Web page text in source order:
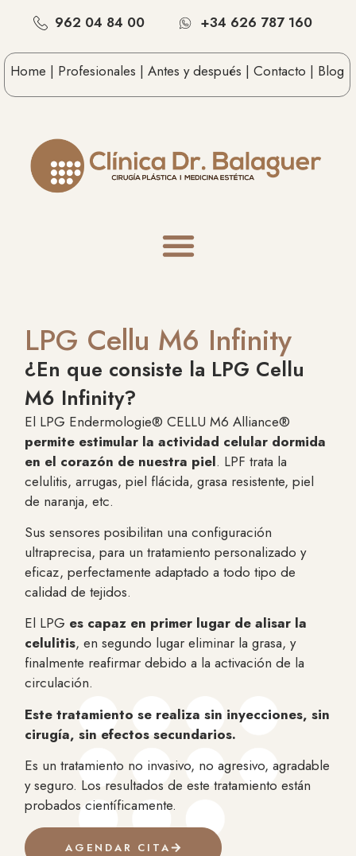
962 04 84 00 +34 626 787 160
Home | Profesionales | Antes y después | Contacto | Blog
LPG Cellu M6 Infinity
¿En que consiste la LPG Cellu
M6 Infinity?
El LPG Endermologie® CELLU M6 Alliance®
permite estimular la actividad celular dormida
en el corazón de nuestra piel. LPF trata la
celulitis, arrugas, piel flácida, grasa resistente, piel
de naranja, etc.
Sus sensores posibilitan una configuración
ultraprecisa, para un tratamiento personalizado y
eficaz, perfectamente adaptado a todo tipo de
calidad de tejidos.
El LPG es capaz en primer lugar de alisar la
celulitis, en segundo lugar eliminar la grasa, y
finalmente reafirmar debido a la activación de la
circulación.
Este tratamiento se realiza sin inyecciones, sin
cirugía, sin efectos secundarios.
Es un tratamiento no invasivo, no agresivo, agradable
y seguro. Los resultados de este tratamiento están
probados científicamente.
AGENDAR CITA